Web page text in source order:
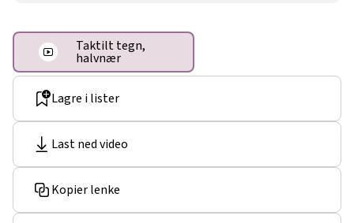
Lagre i lister
Last ned video
Kopier lenke
Taktilt tegn,
halvnær